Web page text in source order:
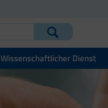
Wissenschaftlicher Dienst